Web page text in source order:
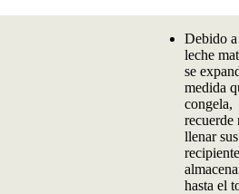
Debido
leche
se
medida
congela,
recuerde
llenar sus
hasta el